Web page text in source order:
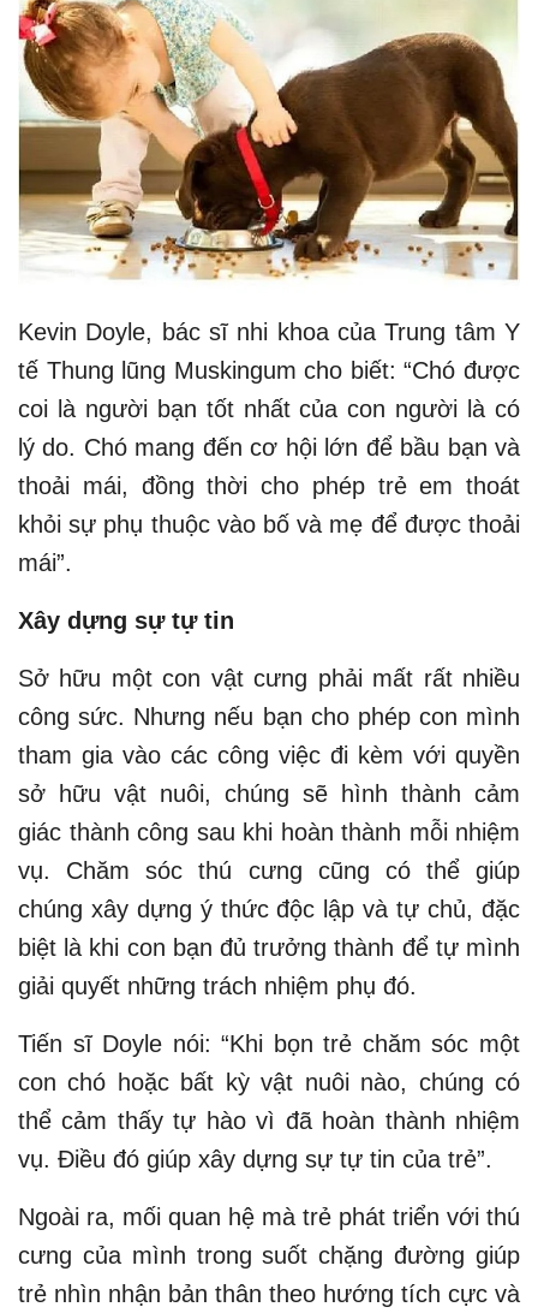
Kevin Doyle, bác sĩ nhi khoa của Trung tâm Y
tế Thung lũng Muskingum cho biết: “Chó được
coi là người bạn tốt nhất của con người là có
lý do. Chó mang đến cơ hội lớn để bầu bạn và
thoải mái, đồng thời cho phép trẻ em thoát
khỏi sự phụ thuộc vào bố và mẹ để được thoải
mái”.
Xây dựng sự tự tin
Sở hữu một con vật cưng phải mất rất nhiều
công sức. Nhưng nếu bạn cho phép con mình
tham gia vào các công việc đi kèm với quyền
sở hữu vật nuôi, chúng sẽ hình thành cảm
giác thành công sau khi hoàn thành mỗi nhiệm
vụ. Chăm sóc thú cưng cũng có thể giúp
chúng xây dựng ý thức độc lập và tự chủ, đặc
biệt là khi con bạn đủ trưởng thành để tự mình
giải quyết những trách nhiệm phụ đó.
Tiến sĩ Doyle nói: “Khi bọn trẻ chăm sóc một
con chó hoặc bất kỳ vật nuôi nào, chúng có
thể cảm thấy tự hào vì đã hoàn thành nhiệm
vụ. Điều đó giúp xây dựng sự tự tin của trẻ”.
Ngoài ra, mối quan hệ mà trẻ phát triển với thú
cưng của mình trong suốt chặng đường giúp
trẻ nhìn nhận bản thân theo hướng tích cực và